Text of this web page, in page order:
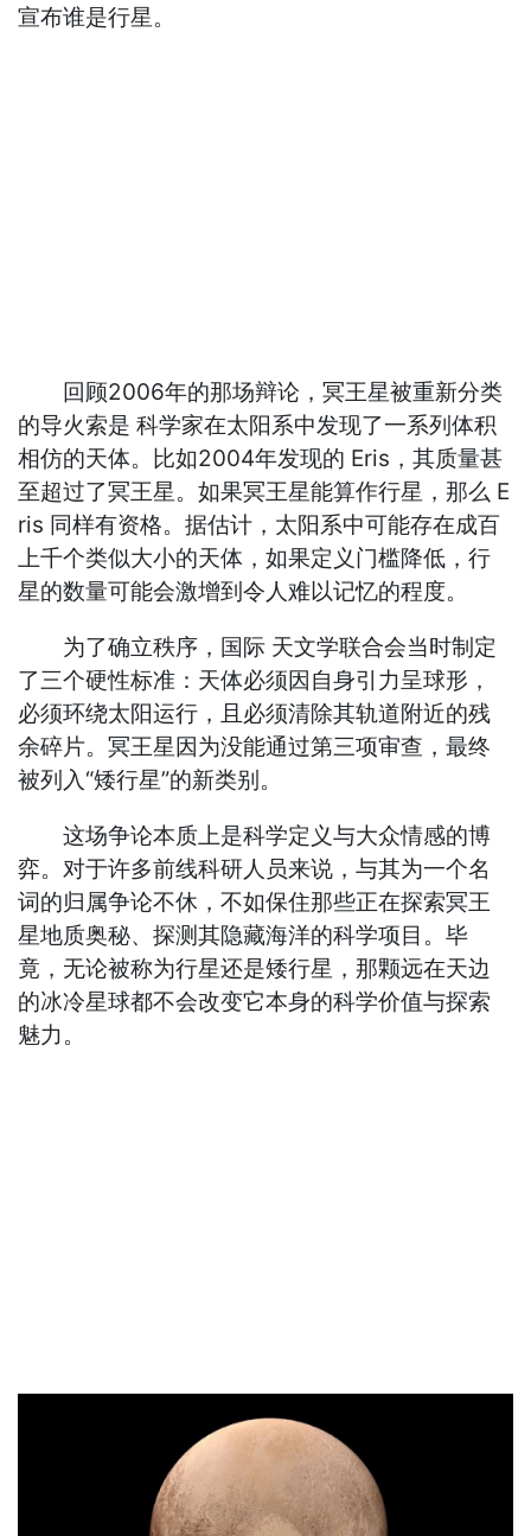
宣布谁是行星。
回顾2006年的那场辩论，冥王星被重新分类
的导火索是 科学家在太阳系中发现了一系列体积
相仿的天体。比如2004年发现的 Eris，其质量甚
至超过了冥王星。如果冥王星能算作行星，那么 E
ris 同样有资格。据估计，太阳系中可能存在成百
上千个类似大小的天体，如果定义门槛降低，行
星的数量可能会激增到令人难以记忆的程度。
为了确立秩序，国际 天文学联合会当时制定
了三个硬性标准：天体必须因自身引力呈球形，
必须环绕太阳运行，且必须清除其轨道附近的残
余碎片。冥王星因为没能通过第三项审查，最终
被列入“矮行星”的新类别。
这场争论本质上是科学定义与大众情感的博
弈。对于许多前线科研人员来说，与其为一个名
词的归属争论不休，不如保住那些正在探索冥王
星地质奥秘、探测其隐藏海洋的科学项目。毕
竟，无论被称为行星还是矮行星，那颗远在天边
的冰冷星球都不会改变它本身的科学价值与探索
魅力。